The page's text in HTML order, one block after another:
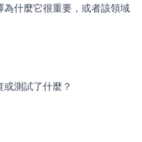
什麼它很重要，或者該領域
測試了什麼？